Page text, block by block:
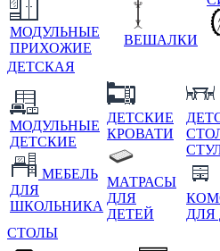
МОДУЛЬНЫЕ
ПРИХОЖИЕ
ВЕШАЛКИ
ДЕТСКАЯ
МОДУЛЬНЫЕ
ДЕТСКИЕ
МЕБЕЛЬ
ДЛЯ
ШКОЛЬНИКА
ДЕТСКИЕ
КРОВАТИ
МАТРАСЫ
ДЛЯ
ДЕТЕЙ
ДЛЯ
СТОЛЫ